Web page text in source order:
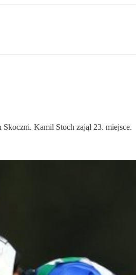
Kamil Stoch zajął 23. miejsce.